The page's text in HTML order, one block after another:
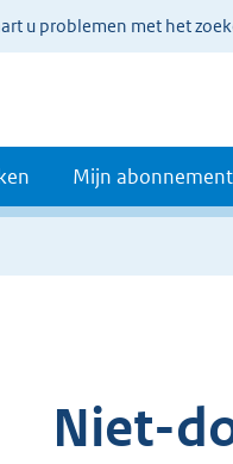
u problemen met het
Mijn
Niet-